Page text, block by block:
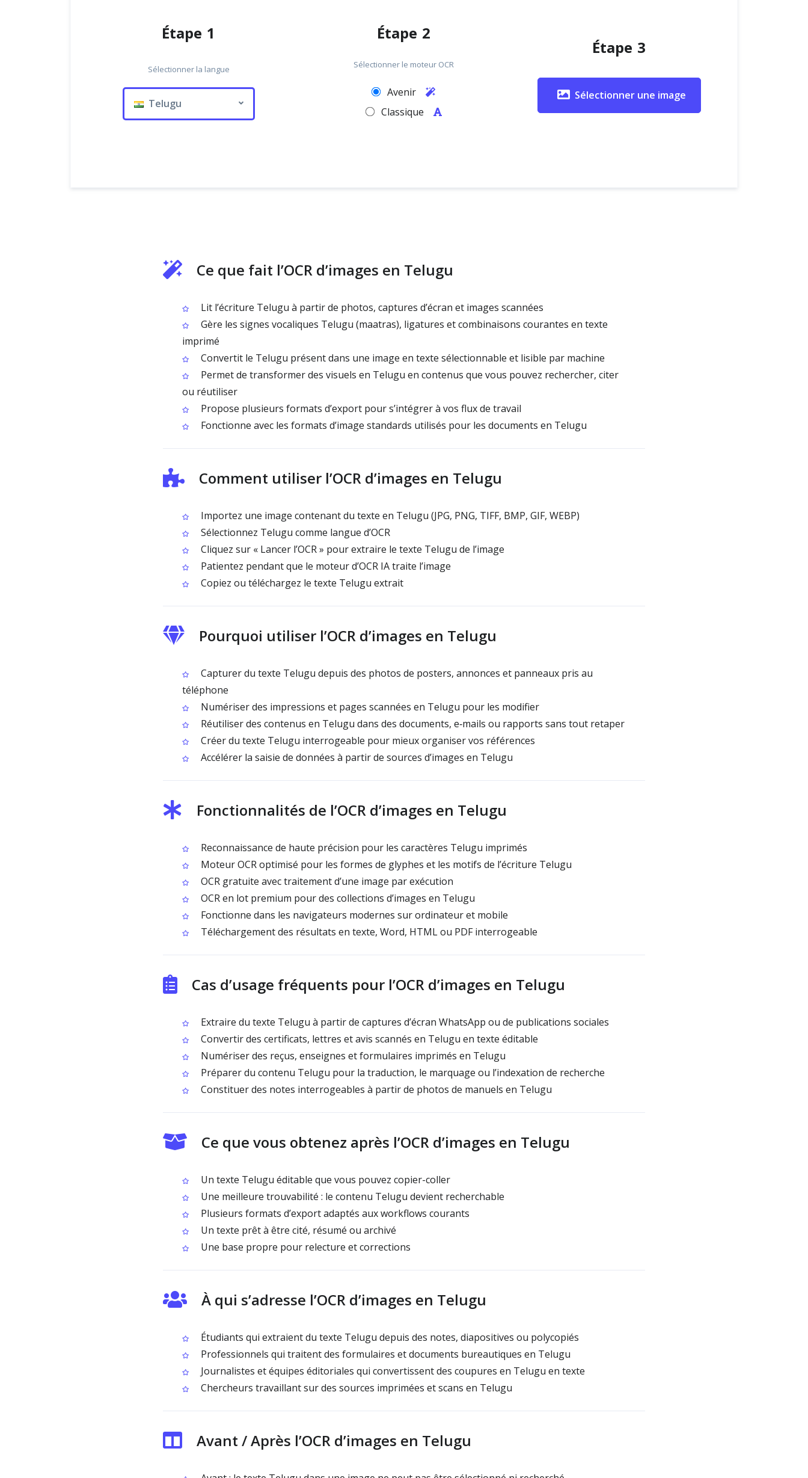
Étape 1
Sélectionner la langue
Telugu
Étape 2
Sélectionner le moteur OCR
Avenir
Classique
Étape 3
Sélectionner une image
Ce que fait l’OCR d’images en Telugu
Lit l’écriture Telugu à partir de photos, captures d’écran et images scannées
Gère les signes vocaliques Telugu (maatras), ligatures et combinaisons courantes en texte
imprimé
Convertit le Telugu présent dans une image en texte sélectionnable et lisible par machine
Permet de transformer des visuels en Telugu en contenus que vous pouvez rechercher, citer
ou réutiliser
Propose plusieurs formats d’export pour s’intégrer à vos flux de travail
Fonctionne avec les formats d’image standards utilisés pour les documents en Telugu
Comment utiliser l’OCR d’images en Telugu
Importez une image contenant du texte en Telugu (JPG, PNG, TIFF, BMP, GIF, WEBP)
Sélectionnez Telugu comme langue d’OCR
Cliquez sur « Lancer l’OCR » pour extraire le texte Telugu de l’image
Patientez pendant que le moteur d’OCR IA traite l’image
Copiez ou téléchargez le texte Telugu extrait
Pourquoi utiliser l’OCR d’images en Telugu
Capturer du texte Telugu depuis des photos de posters, annonces et panneaux pris au
téléphone
Numériser des impressions et pages scannées en Telugu pour les modifier
Réutiliser des contenus en Telugu dans des documents, e‑mails ou rapports sans tout retaper
Créer du texte Telugu interrogeable pour mieux organiser vos références
Accélérer la saisie de données à partir de sources d’images en Telugu
Fonctionnalités de l’OCR d’images en Telugu
Reconnaissance de haute précision pour les caractères Telugu imprimés
Moteur OCR optimisé pour les formes de glyphes et les motifs de l’écriture Telugu
OCR gratuite avec traitement d’une image par exécution
OCR en lot premium pour des collections d’images en Telugu
Fonctionne dans les navigateurs modernes sur ordinateur et mobile
Téléchargement des résultats en texte, Word, HTML ou PDF interrogeable
Cas d’usage fréquents pour l’OCR d’images en Telugu
Extraire du texte Telugu à partir de captures d’écran WhatsApp ou de publications sociales
Convertir des certificats, lettres et avis scannés en Telugu en texte éditable
Numériser des reçus, enseignes et formulaires imprimés en Telugu
Préparer du contenu Telugu pour la traduction, le marquage ou l’indexation de recherche
Constituer des notes interrogeables à partir de photos de manuels en Telugu
Ce que vous obtenez après l’OCR d’images en Telugu
Un texte Telugu éditable que vous pouvez copier-coller
Une meilleure trouvabilité : le contenu Telugu devient recherchable
Plusieurs formats d’export adaptés aux workflows courants
Un texte prêt à être cité, résumé ou archivé
Une base propre pour relecture et corrections
À qui s’adresse l’OCR d’images en Telugu
Étudiants qui extraient du texte Telugu depuis des notes, diapositives ou polycopiés
Professionnels qui traitent des formulaires et documents bureautiques en Telugu
Journalistes et équipes éditoriales qui convertissent des coupures en Telugu en texte
Chercheurs travaillant sur des sources imprimées et scans en Telugu
Avant / Après l’OCR d’images en Telugu